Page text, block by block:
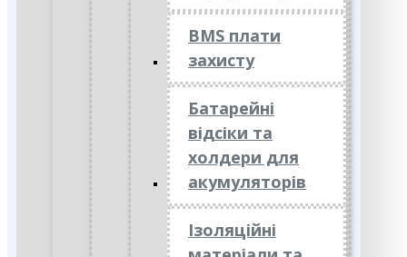
BMS плати
захисту
Батарейні
відсіки та
холдери для
акумуляторів
Ізоляційні